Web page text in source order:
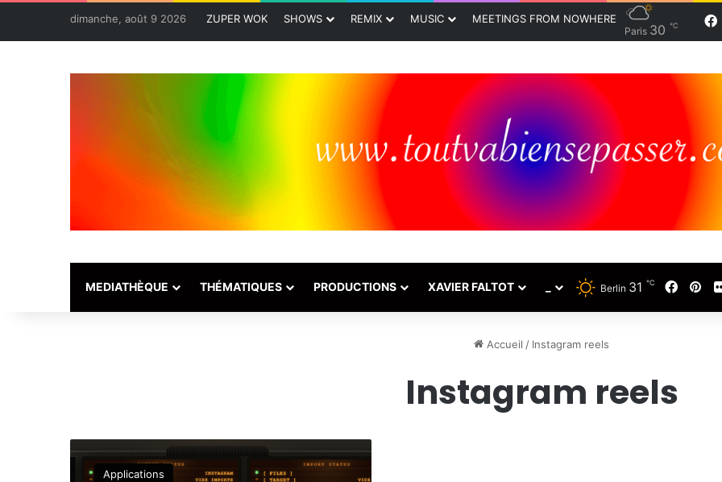
dimanche, août 9 2026 ZUPER WOK SHOWS REMIX MUSIC MEETINGS FROM NOWHERE
Paris 30 ℃
MEDIATHÈQUE THÉMATIQUES PRODUCTIONS XAVIER FALTOT Berlin 31 ℃
Accueil / Instagram reels
Instagram reels
V
Applications